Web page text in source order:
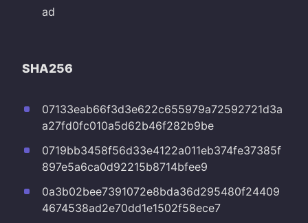
ad
SHA256
07133eab66f3d3e622c655979a72592721d3a
a27fd0fc010a5d62b46f282b9be
0719bb3458f56d33e4122a011eb374fe37385f
897e5a6ca0d92215b8714bfee9
0a3b02bee7391072e8bda36d295480f24409
4674538ad2e70dd1e1502f58ece7